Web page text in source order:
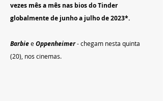
vezes mês a mês nas bios do Tinder
globalmente de junho a julho de 2023*.
Barbie e Oppenheimer - chegam nesta quinta
(20), nos cinemas.